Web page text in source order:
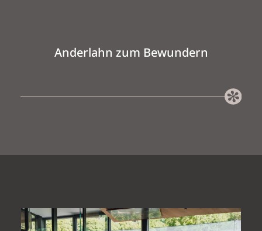
Anderlahn zum Bewundern